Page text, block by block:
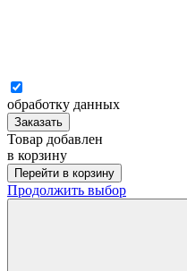
обработку данных
Заказать
Товар добавлен
в корзину
Перейти в корзину
Продолжить выбор